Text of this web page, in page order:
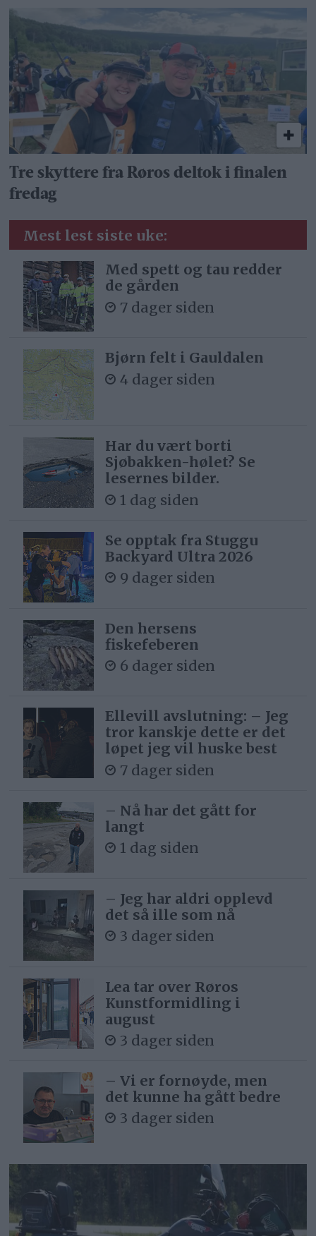
Tre skyttere fra Røros deltok i finalen
fredag
Mest lest siste uke:
Med spett og tau redder
de gården
7 dager siden
Bjørn felt i Gauldalen
4 dager siden
Har du vært borti
Sjøbakken-hølet? Se
lesernes bilder.
1 dag siden
Se opptak fra Stuggu
Backyard Ultra 2026
9 dager siden
Den hersens
fiskefeberen
6 dager siden
Ellevill avslutning: – Jeg
tror kanskje dette er det
løpet jeg vil huske best
7 dager siden
– Nå har det gått for
langt
1 dag siden
– Jeg har aldri opplevd
det så ille som nå
3 dager siden
Lea tar over Røros
Kunstformidling i
august
3 dager siden
– Vi er fornøyde, men
det kunne ha gått bedre
3 dager siden